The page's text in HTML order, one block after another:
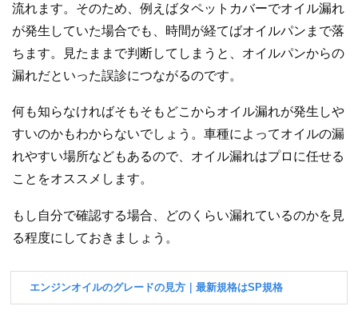
流れます。そのため、例えばタペットカバーでオイル漏れ
が発生していた場合でも、時間が経てばオイルパンまで落
ちます。見たままで判断してしまうと、オイルパンからの
漏れだといった誤診につながるのです。
何も知らなければそもそもどこからオイル漏れが発生しや
すいのかもわからないでしょう。車種によってオイルの漏
れやすい場所などもあるので、オイル漏れはプロに任せる
ことをオススメします。
もし自分で確認する場合、どのくらい漏れているのかを見
る程度にしておきましょう。